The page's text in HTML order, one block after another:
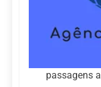
passagens